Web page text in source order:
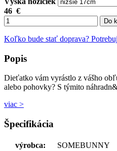
46 €
Do
Koľko bude stať doprava?
Popis
Dieťatko vám vyrástlo z vášho
alebo pohovky? S týmito
viac >
Špecifikácia
výrobca:
SOMEBUNNY